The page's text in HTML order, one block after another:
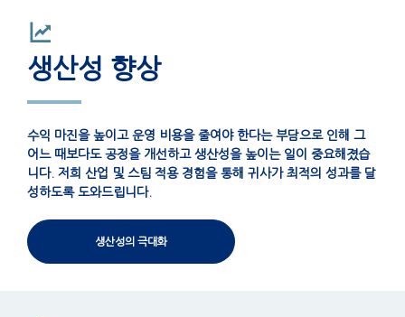
생산성 향상
수익 마진을 높이고 운영 비용을 줄여야 한다는 부담으로 인해 그
어느 때보다도 공정을 개선하고 생산성을 높이는 일이 중요해졌습
니다. 저희 산업 및 스팀 적용 경험을 통해 귀사가 최적의 성과를 달
성하도록 도와드립니다.
생산성의 극대화